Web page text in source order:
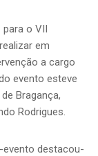
o VII
em
a cargo
evento esteve
Bragança,
Rodrigues.
evento destacou-